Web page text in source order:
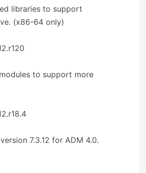
libraries to support
(x86-64 only)
to support more
7.3.12 for ADM 4.0.